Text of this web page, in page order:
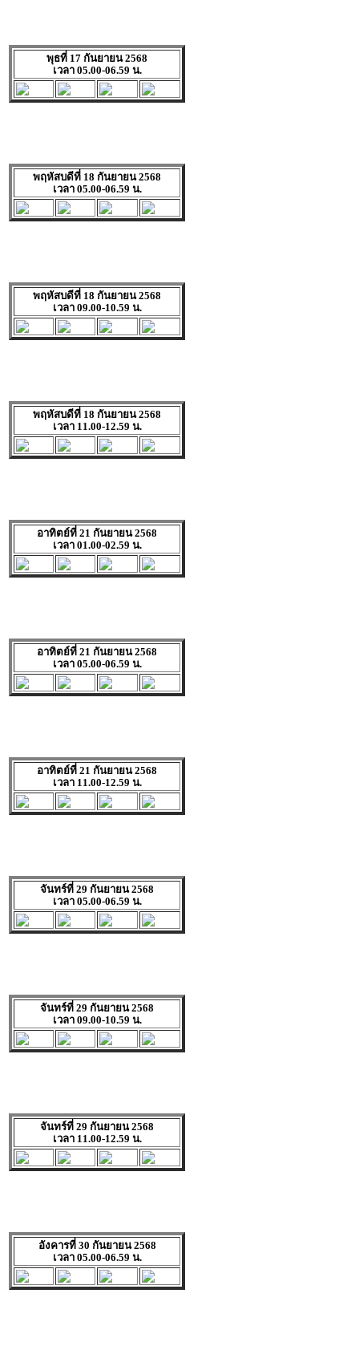
พุธที่ 17 กันยายน 2568
เวลา 05.00-06.59 น.
พฤหัสบดีที่ 18 กันยายน 2568
เวลา 05.00-06.59 น.
พฤหัสบดีที่ 18 กันยายน 2568
เวลา 09.00-10.59 น.
พฤหัสบดีที่ 18 กันยายน 2568
เวลา 11.00-12.59 น.
อาทิตย์ที่ 21 กันยายน 2568
เวลา 01.00-02.59 น.
อาทิตย์ที่ 21 กันยายน 2568
เวลา 05.00-06.59 น.
อาทิตย์ที่ 21 กันยายน 2568
เวลา 11.00-12.59 น.
จันทร์ที่ 29 กันยายน 2568
เวลา 05.00-06.59 น.
จันทร์ที่ 29 กันยายน 2568
เวลา 09.00-10.59 น.
จันทร์ที่ 29 กันยายน 2568
เวลา 11.00-12.59 น.
อังคารที่ 30 กันยายน 2568
เวลา 05.00-06.59 น.